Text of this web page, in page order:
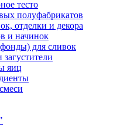
тесто
полуфабрикатов
отделки и декора
и начинок
для сливок
яиц